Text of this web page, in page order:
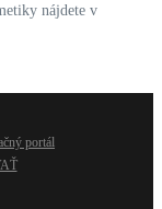
nájdete v
portál